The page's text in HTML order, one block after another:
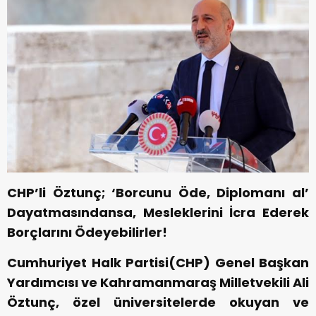
CHP’li Öztunç; ‘Borcunu Öde, Diplomanı al’
Dayatmasındansa, Mesleklerini İcra Ederek
Borçlarını Ödeyebilirler!
Cumhuriyet Halk Partisi(CHP) Genel Başkan
Yardımcısı ve Kahramanmaraş Milletvekili Ali
Öztunç, özel üniversitelerde okuyan ve